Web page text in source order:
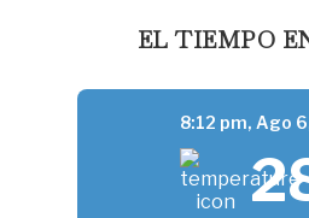
EL TIEMPO
8:12 pm, Ago